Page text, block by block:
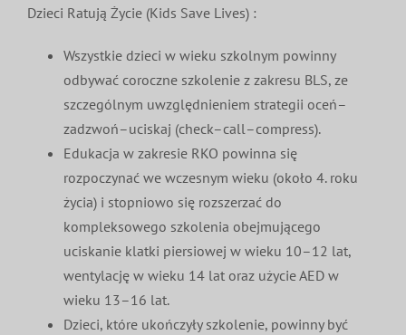
Dzieci Ratują Życie (Kids Save Lives) :
Wszystkie dzieci w wieku szkolnym powinny
odbywać coroczne szkolenie z zakresu BLS, ze
szczególnym uwzględnieniem strategii oceń–
zadzwoń–uciskaj (check–call–compress).
Edukacja w zakresie RKO powinna się
rozpoczynać we wczesnym wieku (około 4. roku
życia) i stopniowo się rozszerzać do
kompleksowego szkolenia obejmującego
uciskanie klatki piersiowej w wieku 10–12 lat,
wentylację w wieku 14 lat oraz użycie AED w
wieku 13–16 lat.
Dzieci, które ukończyły szkolenie, powinny być